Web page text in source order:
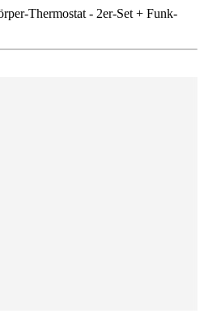
Thermostat - 2er-Set + Funk-